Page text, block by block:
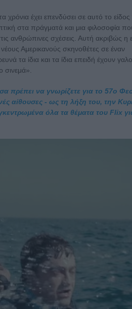
έχει επενδύσει σε αυτό το είδος
στα πράγματά και μια φιλοσοφία
ανθρώπινες σχέσεις. Αυτή ακριβώς η
Αμερικανούς σκηνοθέτες σε έναν
τα ίδια και τα ίδια επειδή έχουν
σινεμά».
πρέπει να γνωρίζετε για το 57ο
αίθουσες - ως τη λήξη του, την
όλα τα θέματα του Flix